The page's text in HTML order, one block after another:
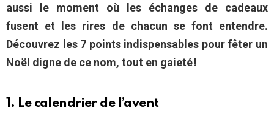
aussi le moment où les échanges de cadeaux
fusent et les rires de chacun se font entendre.
Découvrez les 7 points indispensables pour fêter un
Noël digne de ce nom, tout en gaieté !
1. Le calendrier de l’avent